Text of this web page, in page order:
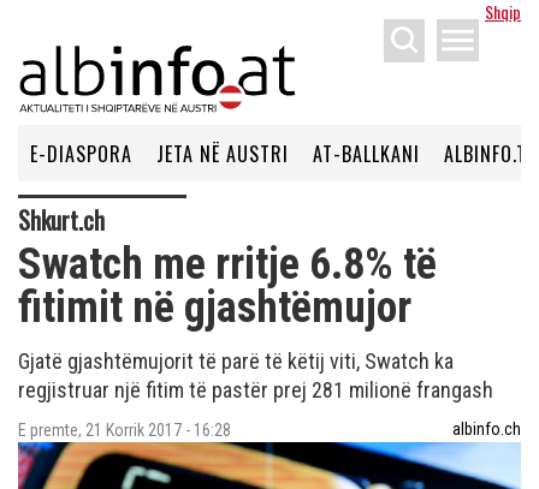
Shqip
menu
E-DIASPORA JETA NË AUSTRI AT-BALLKANI ALBINFO.TV
Shkurt.ch
Swatch me rritje 6.8% të
fitimit në gjashtëmujor
Gjatë gjashtëmujorit të parë të këtij viti, Swatch ka
regjistruar një fitim të pastër prej 281 milionë frangash
E premte, 21 Korrik 2017 - 16:28 albinfo.ch